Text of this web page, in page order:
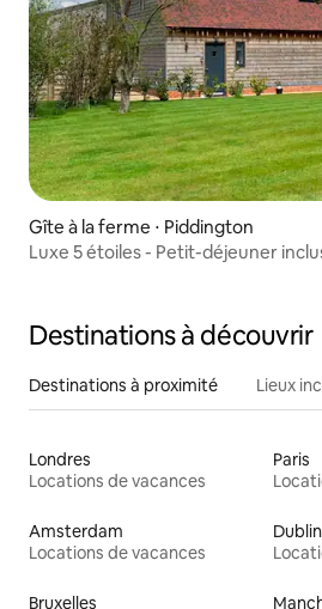
Gîte à la ferme ⋅ Piddington
Luxe 5 étoiles - Petit-déjeuner
Destinations à découvrir
Destinations à proximité Lieux
Londres
Locations de vacances
Paris
Amsterdam
Locations de vacances
Dublin
Bruxelles